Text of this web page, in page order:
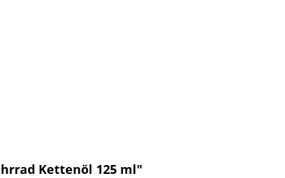
Kettenöl 125 ml"